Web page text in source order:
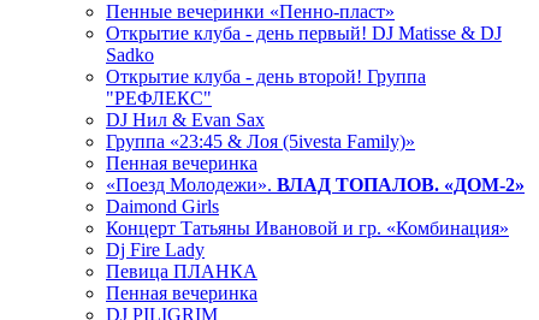
Пенные вечеринки «Пенно-пласт»
Открытие клуба - день первый! DJ Matisse & DJ
Sadko
Открытие клуба - день второй! Группа
"РЕФЛЕКС"
DJ Нил & Evan Sax
Группа «23:45 & Лоя (5ivesta Family)»
Пенная вечеринка
«Поезд Молодежи». ВЛАД ТОПАЛОВ. «ДОМ-2»
Daimond Girls
Концерт Татьяны Ивановой и гр. «Комбинация»
Dj Fire Lady
Певица ПЛАНКА
Пенная вечеринка
DJ PILIGRIM